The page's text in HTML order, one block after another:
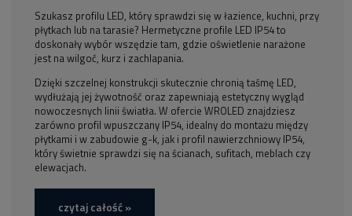
Szukasz profilu LED, który sprawdzi się w łazience, kuchni, przy
płytkach lub na tarasie? Hermetyczne profile LED IP54 to
doskonały wybór wszędzie tam, gdzie oświetlenie narażone
jest na wilgoć, kurz i zachlapania.
Dzięki szczelnej konstrukcji skutecznie chronią taśmę LED,
wydłużają jej żywotność oraz zapewniają estetyczny wygląd
nowoczesnych linii światła. W ofercie WROLED znajdziesz
zarówno profil wpuszczany IP54, idealny do montażu między
płytkami i w zabudowie g-k, jak i profil nawierzchniowy IP54,
który świetnie sprawdzi się na ścianach, sufitach, meblach czy
elewacjach.
czytaj całość »